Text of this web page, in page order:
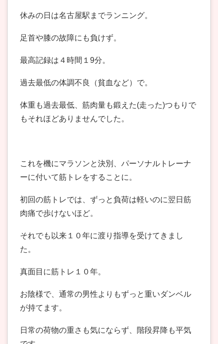
休みの日は名古屋駅までランニング。
足首や膝の故障にも負けず。
最高記録は４時間１9分。
過去最低の体調不良（貧血など）で。
体重も過去最低、筋肉量も鍛えた(走った)つもりで
もそれほどありませんでした。
これを機にマラソンと決別、パーソナルトレーナ
ーに付いて筋トレをすることに。
初回の筋トレでは、ずっと負荷は軽いのに翌日筋
肉痛で歩けないほど。
それでも以来１０年に渡り指導を受けてきまし
た。
真面目に筋トレ１０年。
お陰様で、通常の男性よりもずっと重いダンベル
が持てます。
日常の荷物の重さも気にならず、階段昇降も平気